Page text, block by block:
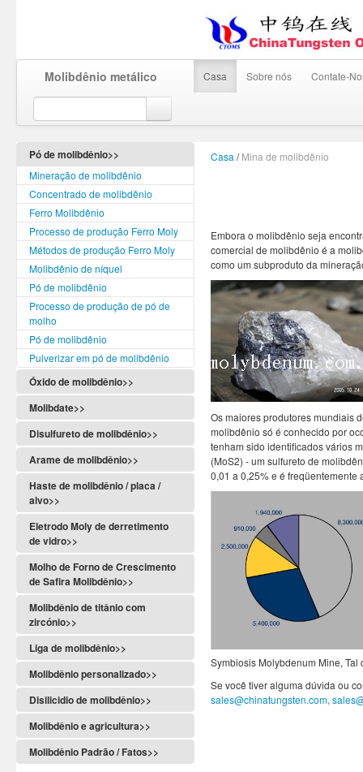
Molibdênio metálico Casa Sobre nós Contate-
Pó de molibdênio>>
Mineração de molibdênio
Concentrado de molibdênio
Ferro Molibdênio
Processo de produção Ferro Moly
Métodos de produção Ferro Moly
Molibdênio de níquel
Pó de molibdênio
Processo de produção de pó de
molho
Pó de molibdênio
Pulverizar em pó de molibdênio
Óxido de molibdênio>>
Molibdate>>
Disulfureto de molibdênio>>
Arame de molibdênio>>
Haste de molibdênio / placa /
alvo>>
Eletrodo Moly de derretimento
de vidro>>
Molho de Forno de Crescimento
de Safira Molibdênio>>
Molibdênio de titânio com
zircónio>>
Liga de molibdênio>>
Molibdênio personalizado>>
Disilicidio de molibdênio>>
Molibdênio e agricultura>>
Molibdênio Padrão / Fatos>>
Casa / Mina de molibdênio
Embora o molibdênio seja
comercial de molibdênio é a
como um subproduto da
Os maiores produtores mundiais
molibdênio só é conhecido por
tenham sido identificados vários
(MoS2) - um sulfureto de
0,01 a 0,25% e é
Symbiosis Molybdenum Mine,
Se você tiver alguma dúvida ou
sales@chinatungsten.com,